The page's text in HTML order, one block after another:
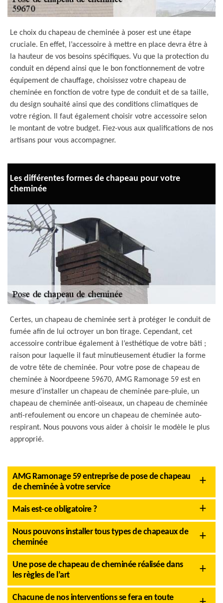
Le choix du chapeau de cheminée à poser est une étape
cruciale. En effet, l’accessoire à mettre en place devra être à
la hauteur de vos besoins spécifiques. Vu que la protection du
conduit en dépend ainsi que le bon fonctionnement de votre
équipement de chauffage, choisissez votre chapeau de
cheminée en fonction de votre type de conduit et de sa taille,
du design souhaité ainsi que des conditions climatiques de
votre région. Il faut également choisir votre accessoire selon
le montant de votre budget. Fiez-vous aux qualifications de nos
artisans pour vous accompagner.
Les différentes formes de chapeau pour votre
cheminée
Certes, un chapeau de cheminée sert à protéger le conduit de
fumée afin de lui octroyer un bon tirage. Cependant, cet
accessoire contribue également à l’esthétique de votre bâti ;
raison pour laquelle il faut minutieusement étudier la forme
de votre tête de cheminée. Pour votre pose de chapeau de
cheminée à Noordpeene 59670, AMG Ramonage 59 est en
mesure d’installer un chapeau de cheminée pare-pluie, un
chapeau de cheminée anti-oiseaux, un chapeau de cheminée
anti-refoulement ou encore un chapeau de cheminée auto-
respirant. Nous pouvons vous aider à choisir le modèle le plus
approprié.
AMG Ramonage 59 entreprise de pose de chapeau
de cheminée à votre service
Mais est-ce obligatoire ?
Nous pouvons installer tous types de chapeaux de
cheminée
Une pose de chapeau de cheminée réalisée dans
les règles de l’art
Chacune de nos interventions se fera en toute